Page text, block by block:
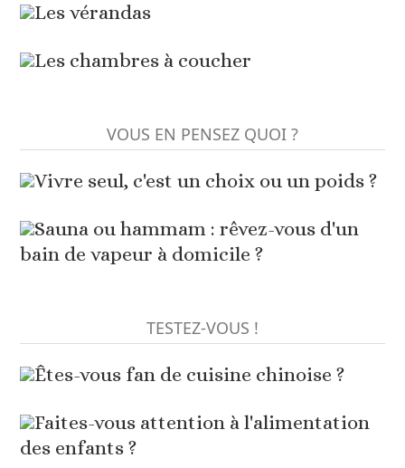
Les vérandas
Les chambres à coucher
VOUS EN PENSEZ QUOI ?
Vivre seul, c'est un choix ou un poids ?
Sauna ou hammam : rêvez-vous d'un
bain de vapeur à domicile ?
TESTEZ-VOUS !
Êtes-vous fan de cuisine chinoise ?
Faites-vous attention à l'alimentation
des enfants ?